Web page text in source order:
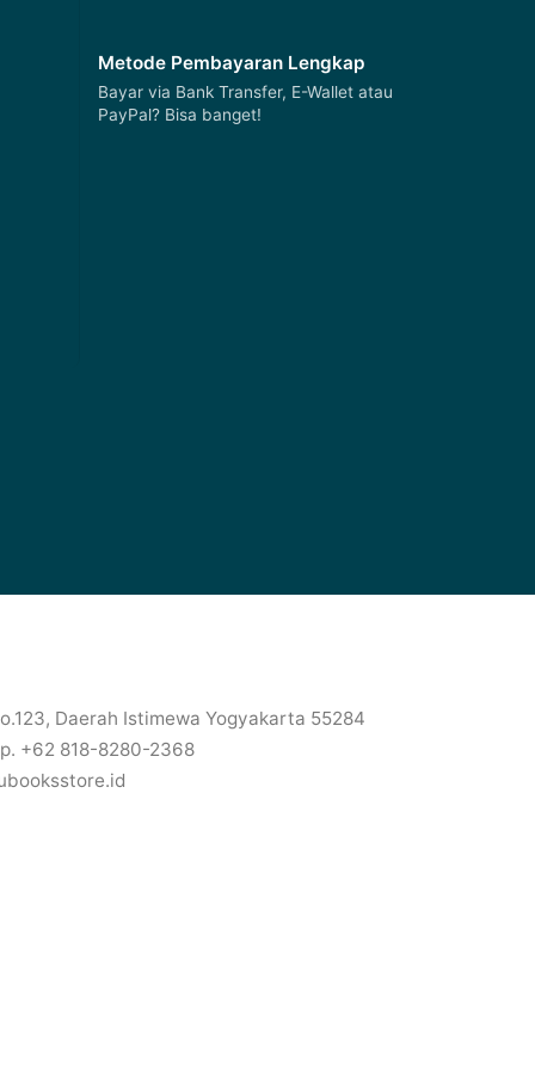
Metode Pembayaran Lengkap
Bayar via Bank Transfer, E-Wallet atau
PayPal? Bisa banget!
Daerah Istimewa Yogyakarta 55284
+62 818-8280-2368